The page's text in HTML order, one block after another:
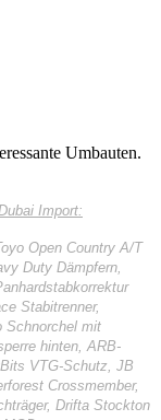
Umbauten.
Import:
Open Country A/T
Duty Dämpfern,
Stabitrenner,
Schnorchel mit
hinten, ARB-
VTG-Schutz, JB
Crossmember,
Drifta Stockton